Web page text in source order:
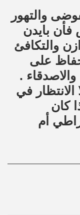
والتهور
فأن بايدن
والتكافئ
على
والاصدقاء .
الانتظار في
كان
أم